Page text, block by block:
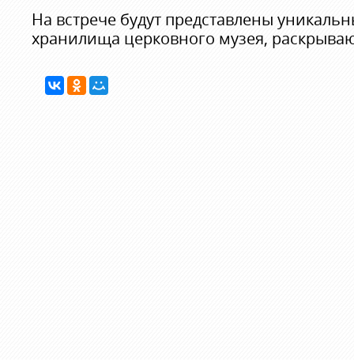
На встрече будут представлены
хранилища церковного музея,